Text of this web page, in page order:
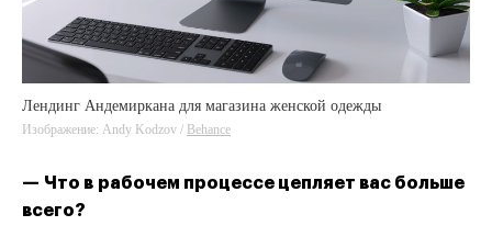
Лендинг Андемиркана для магазина женской одежды
Изображение: Andy Kodzov / Behance
Behance
Behance
— Что в рабочем процессе цепляет вас больше
всего?